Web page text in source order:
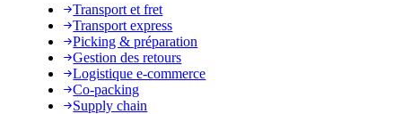
Transport et fret
Transport express
Picking & préparation
Gestion des retours
Logistique e-commerce
Co-packing
Supply chain